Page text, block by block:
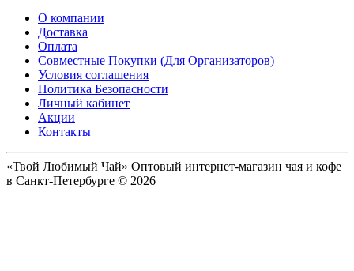
О компании
Доставка
Оплата
Совместные Покупки (Для Организаторов)
Условия соглашения
Политика Безопасности
Личный кабинет
Акции
Контакты
«Твой Любимый Чай» Оптовый интернет-магазин чая и кофе
в Санкт-Петербурге © 2026